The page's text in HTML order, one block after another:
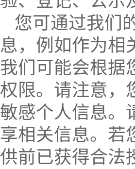
您可通过我们
息，例如作为相
我们可能会根据
权限。请注意，
敏感个人信息。
享相关信息。若
供前已获得合法